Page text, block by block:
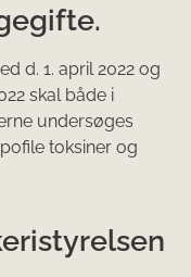
d. 1. april 2022 og
skal både i
undersøges
toksiner og